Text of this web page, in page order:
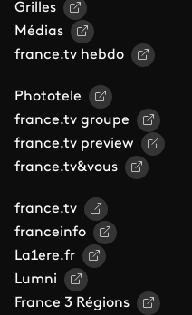
Grilles
Médias
france.tv hebdo
Phototele
france.tv groupe
france.tv preview
france.tv&vous
france.tv
franceinfo
La1ere.fr
Lumni
France 3 Régions